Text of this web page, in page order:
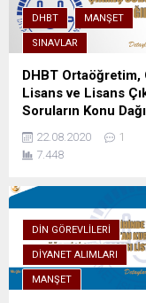
DHBT MANŞET
SINAVLAR
DHBT Ortaöğretim,
Lisans ve Lisans
Soruların Konu
22.08.2020
1
7.448
DIN GÖREVLILERI
DIYANET ALIMLARI
MANŞET